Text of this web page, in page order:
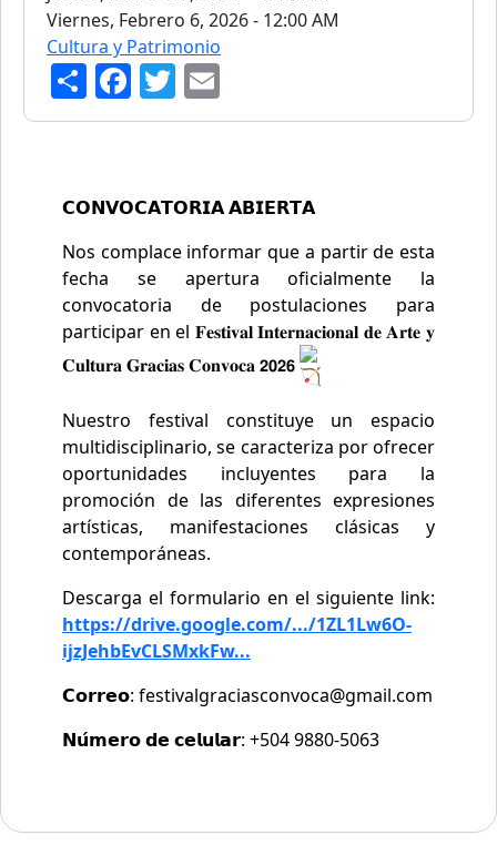
Viernes, Febrero 6, 2026 - 12:00 AM
Cultura y Patrimonio
S
h
F
a
b
o
o
k
T
w m
𝗖𝗢𝗡𝗩𝗢𝗖𝗔𝗧𝗢𝗥𝗜𝗔 𝗔𝗕𝗜𝗘𝗥𝗧𝗔
Nos complace informar que a partir de esta
fecha se apertura oficialmente la
convocatoria de postulaciones para
participar en el 𝐅𝐞𝐬𝐭𝐢𝐯𝐚𝐥 𝐈𝐧𝐭𝐞𝐫𝐧𝐚𝐜𝐢𝐨𝐧𝐚𝐥 𝐝𝐞 𝐀𝐫𝐭𝐞 𝐲
𝐂𝐮𝐥𝐭𝐮𝐫𝐚 𝐆𝐫𝐚𝐜𝐢𝐚𝐬 𝐂𝐨𝐧𝐯𝐨𝐜𝐚 𝟮𝟬𝟮𝟲
Nuestro festival constituye un espacio
multidisciplinario, se caracteriza por ofrecer
oportunidades incluyentes para la
promoción de las diferentes expresiones
artísticas, manifestaciones clásicas y
contemporáneas.
Descarga el formulario en el siguiente link:
https://drive.google.com/.../1ZL1Lw6O-
ijzJehbEvCLSMxkFw...
𝗖𝗼𝗿𝗿𝗲𝗼: festivalgraciasconvoca@gmail.com
𝗡𝘂́𝗺𝗲𝗿𝗼 𝗱𝗲 𝗰𝗲𝗹𝘂𝗹𝗮𝗿: +504 9880-5063